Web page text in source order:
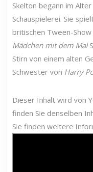
Skelton begann im
Schauspielerei. Sie
britischen Tween-Show
Mädchen mit dem Mal
Stirn von einem alten
Schwester von Harry
Dieser Inhalt wird von
finden Sie denselben
Sie finden weitere